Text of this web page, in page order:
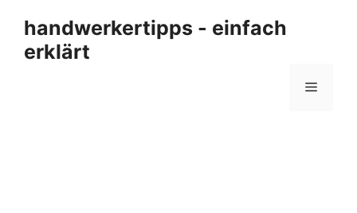
Inhalt
springen
handwerkertipps - einfach
erklärt
Menü